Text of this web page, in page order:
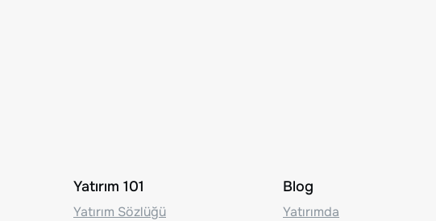
Yatırım 101
Yatırım Sözlüğü
Blog
Yatırımda